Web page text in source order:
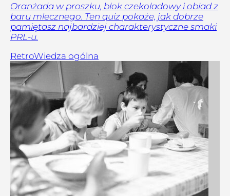
Oranżada w proszku, blok czekoladowy i obiad z
baru mlecznego. Ten quiz pokaże, jak dobrze
pamiętasz najbardziej charakterystyczne smaki
PRL-u.
RetroWiedza ogólna